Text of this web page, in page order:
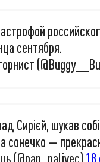
сентября.
Сирієй, шукав
сонечко —
(@pan_palivec) 18